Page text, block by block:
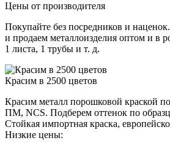
Цены от производителя
Покупайте без посредников и
и продаем металлоизделия оптом и в
1 листа, 1 трубы и т. д.
Красим в 2500 цветов
Красим металл порошковой краской
ПМ, NCS. Подберем оттенок по
Стойкая импортная краска,
Низкие цены: